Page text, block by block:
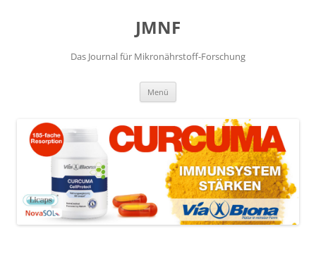
JMNF
Das Journal für Mikronährstoff-Forschung
Menü